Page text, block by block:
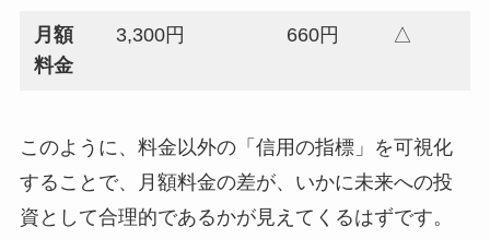
月額
料金
3,300円 660円 △
このように、料金以外の「信用の指標」を可視化
することで、月額料金の差が、いかに未来への投
資として合理的であるかが見えてくるはずです。